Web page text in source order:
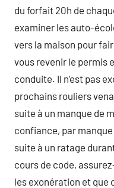
du forfait 20h de
examiner les auto-
vers la maison pour
vous revenir le permis
conduite. Il n’est pas
prochains rouliers
suite à un manque de
confiance, par manque
suite à un ratage
cours de code,
les exonération et que